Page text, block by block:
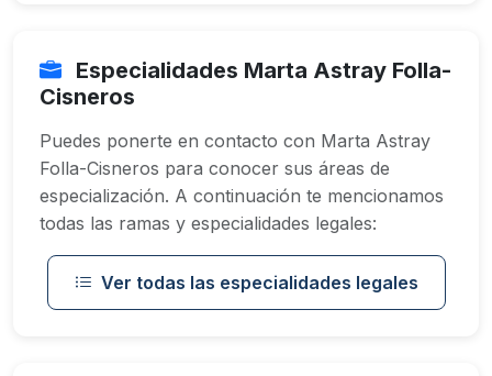
Especialidades Marta Astray Folla-
Cisneros
Puedes ponerte en contacto con Marta Astray
Folla-Cisneros para conocer sus áreas de
especialización. A continuación te mencionamos
todas las ramas y especialidades legales:
Ver todas las especialidades legales